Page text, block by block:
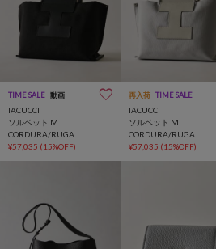
TIME SALE 動画
IACUCCI
ソルベット M
CORDURA/RUGA
¥57,035 (15%OFF)
再入荷 TIME SALE
IACUCCI
ソルベット M
CORDURA/RUGA
¥57,035 (15%OFF)